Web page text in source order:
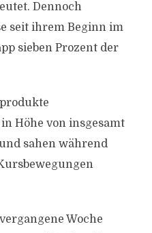
Dennoch
seit ihrem Beginn im
sieben Prozent der
Höhe von insgesamt
sahen während
Woche